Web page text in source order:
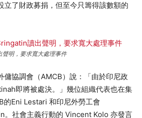
立了財政募捐，但至今只籌得該數額的
明，要求寬大處理事件
傭協調會（AMCB）說：「由於印尼政
即將被處決。」幾位組織代表也在集
的Eni Lestari 和印尼外勞工會
。社會主義行動的 Vincent Kolo 亦發言